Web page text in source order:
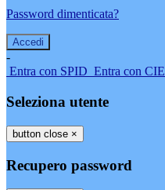
Password dimenticata?
-
Entra con SPID Entra con CIE
Seleziona utente
button close ×
Recupero password